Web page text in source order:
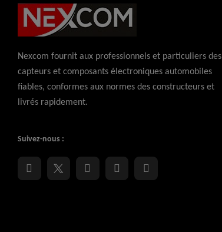
Nexcom fournit aux professionnels et particuliers des
capteurs et composants électroniques automobiles
fiables, conformes aux normes des constructeurs et
livrés rapidement.
Suivez-nous :